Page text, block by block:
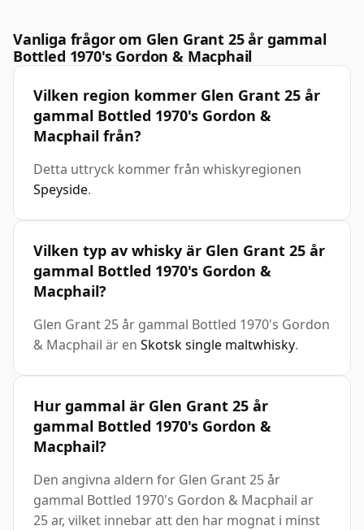
Vanliga frågor om Glen Grant 25 år gammal
Bottled 1970's Gordon & Macphail
Vilken region kommer Glen Grant 25 år
gammal Bottled 1970's Gordon &
Macphail från?
Detta uttryck kommer från whiskyregionen
Speyside.
Vilken typ av whisky är Glen Grant 25 år
gammal Bottled 1970's Gordon &
Macphail?
Glen Grant 25 år gammal Bottled 1970's Gordon
& Macphail är en Skotsk single maltwhisky.
Hur gammal är Glen Grant 25 år
gammal Bottled 1970's Gordon &
Macphail?
Den angivna aldern for Glen Grant 25 år
gammal Bottled 1970's Gordon & Macphail ar
25 ar, vilket innebar att den har mognat i minst